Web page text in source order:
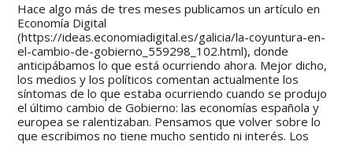
Hace algo más de tres meses publicamos un artículo en
Economía Digital
(https://ideas.economiadigital.es/galicia/la-coyuntura-en-
el-cambio-de-gobierno_559298_102.html), donde
anticipábamos lo que está ocurriendo ahora. Mejor dicho,
los medios y los políticos comentan actualmente los
síntomas de lo que estaba ocurriendo cuando se produjo
el último cambio de Gobierno: las economías española y
europea se ralentizaban. Pensamos que volver sobre lo
que escribimos no tiene mucho sentido ni interés. Los